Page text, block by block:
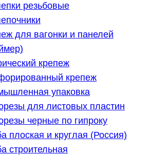
резьбовые
для вагонки и панелей
крепеж
крепеж
упаковка
для листовых пластин
черные по гипроку
плоская и круглая (Россия)
строительная